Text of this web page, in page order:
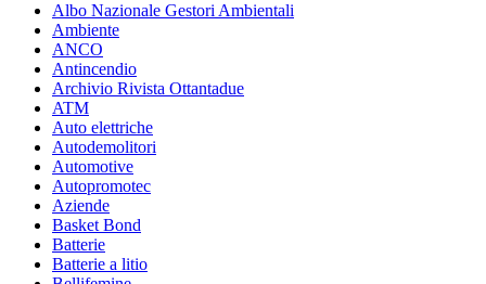
Albo Nazionale Gestori Ambientali
Ambiente
ANCO
Antincendio
Archivio Rivista Ottantadue
ATM
Auto elettriche
Autodemolitori
Automotive
Autopromotec
Aziende
Basket Bond
Batterie
Batterie a litio